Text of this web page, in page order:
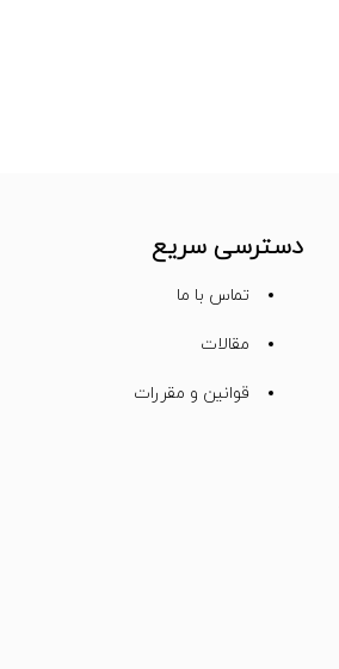
دسترسی سریع
تماس با ما
مقالات
قوانین و مقررات